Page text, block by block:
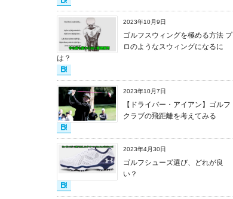
2023年10月9日
ゴルフスウィングを極める方法 プ
ロのようなスウィングになるに
は？
2023年10月7日
【ドライバー・アイアン】ゴルフ
クラブの飛距離を考えてみる
2023年4月30日
ゴルフシューズ選び、どれが良
い？